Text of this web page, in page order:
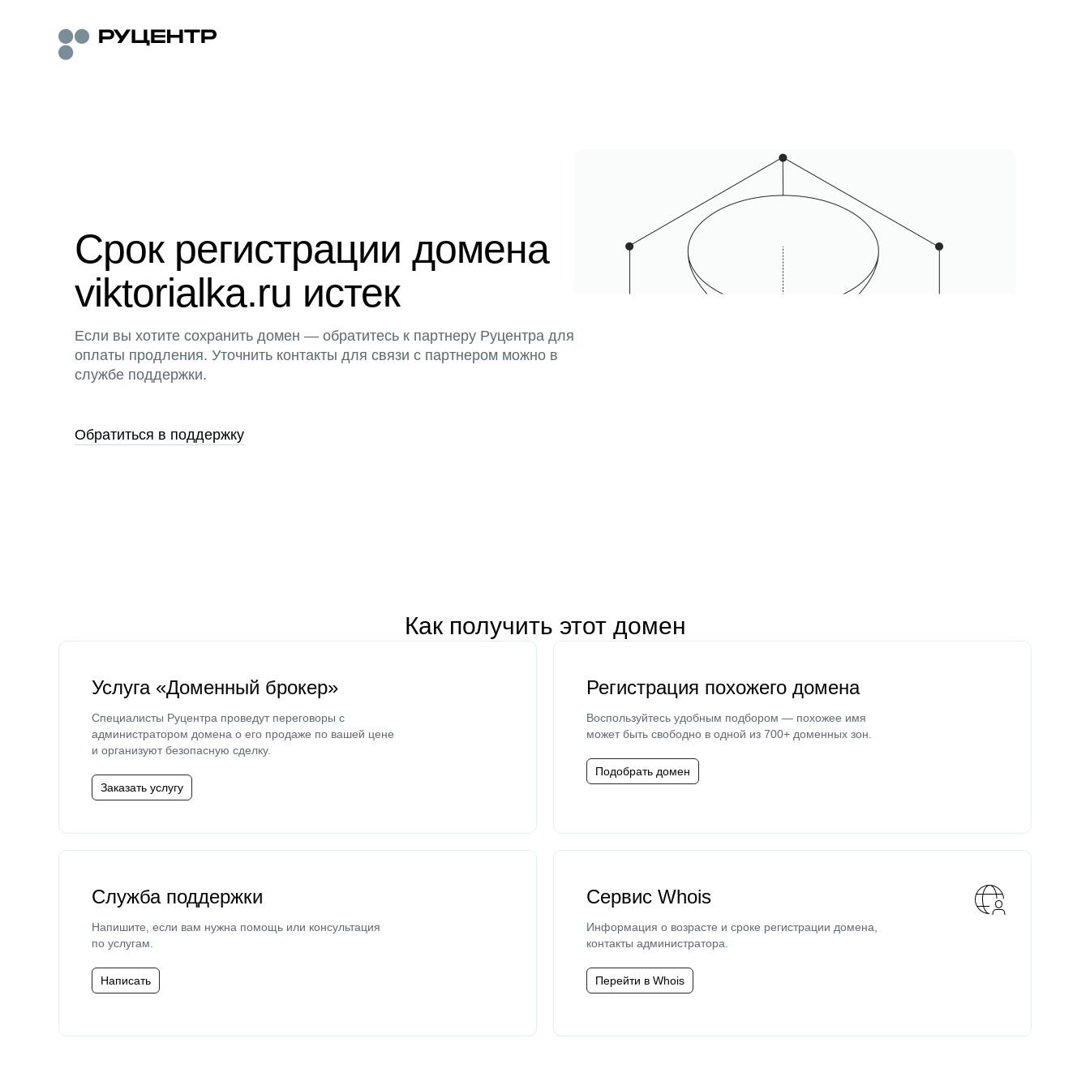
Срок регистрации домена
viktorialka.ru истек
Если вы хотите сохранить домен — обратитесь к партнеру Руцентра для
оплаты продления. Уточнить контакты для связи с партнером можно в
службе поддержки.
Обратиться в поддержку
Как получить этот домен
Услуга «Доменный брокер»
Специалисты Руцентра проведут переговоры с
администратором домена о его продаже по вашей цене
и организуют безопасную сделку.
Заказать услугу
Регистрация похожего домена
Воспользуйтесь удобным подбором — похожее имя
может быть свободно в одной из 700+ доменных зон.
Подобрать домен
Служба поддержки
Напишите, если вам нужна помощь или консультация
по услугам.
Написать
Сервис Whois
Информация о возрасте и сроке регистрации домена,
контакты администратора.
Перейти в Whois